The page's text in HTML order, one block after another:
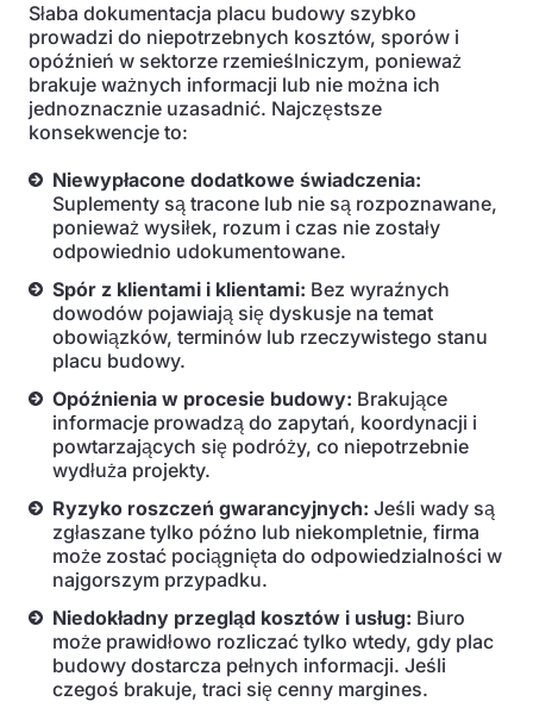
Słaba dokumentacja placu budowy szybko
prowadzi do niepotrzebnych kosztów, sporów i
opóźnień w sektorze rzemieślniczym, ponieważ
brakuje ważnych informacji lub nie można ich
jednoznacznie uzasadnić. Najczęstsze
konsekwencje to:
Niewypłacone dodatkowe świadczenia:
Suplementy są tracone lub nie są rozpoznawane,
ponieważ wysiłek, rozum i czas nie zostały
odpowiednio udokumentowane.
Spór z klientami i klientami: Bez wyraźnych
dowodów pojawiają się dyskusje na temat
obowiązków, terminów lub rzeczywistego stanu
placu budowy.
Opóźnienia w procesie budowy: Brakujące
informacje prowadzą do zapytań, koordynacji i
powtarzających się podróży, co niepotrzebnie
wydłuża projekty.
Ryzyko roszczeń gwarancyjnych: Jeśli wady są
zgłaszane tylko późno lub niekompletnie, firma
może zostać pociągnięta do odpowiedzialności w
najgorszym przypadku.
Niedokładny przegląd kosztów i usług: Biuro
może prawidłowo rozliczać tylko wtedy, gdy plac
budowy dostarcza pełnych informacji. Jeśli
czegoś brakuje, traci się cenny margines.